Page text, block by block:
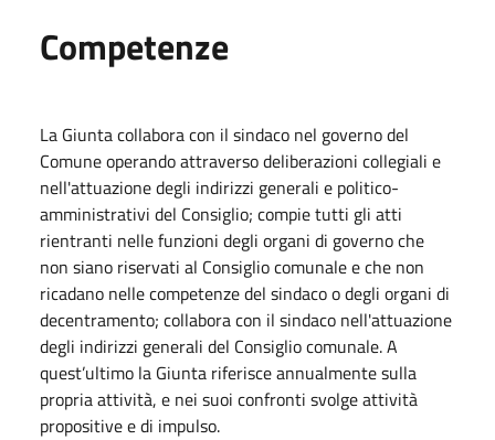
Competenze
La Giunta collabora con il sindaco nel governo del
Comune operando attraverso deliberazioni collegiali e
nell'attuazione degli indirizzi generali e politico-
amministrativi del Consiglio; compie tutti gli atti
rientranti nelle funzioni degli organi di governo che
non siano riservati al Consiglio comunale e che non
ricadano nelle competenze del sindaco o degli organi di
decentramento; collabora con il sindaco nell'attuazione
degli indirizzi generali del Consiglio comunale. A
quest’ultimo la Giunta riferisce annualmente sulla
propria attività, e nei suoi confronti svolge attività
propositive e di impulso.